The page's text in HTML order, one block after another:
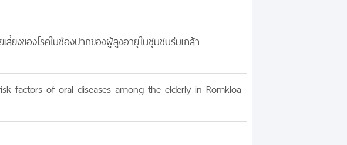
ยงของโรคในช่องปากของผู้สูงอายุในชุมชนร่มเกล้า
factors of oral diseases among the elderly in Romkloa